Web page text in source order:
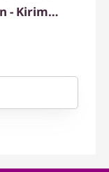
- Kirim